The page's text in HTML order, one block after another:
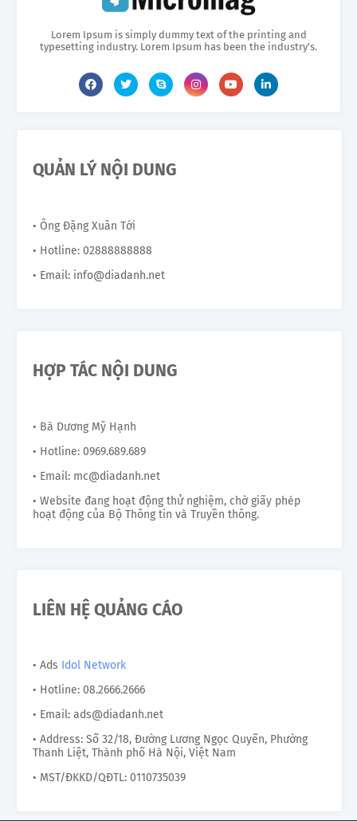
Lorem Ipsum is simply dummy text of the printing and
typesetting industry. Lorem Ipsum has been the industry's.
QUẢN LÝ NỘI DUNG
• Ông Đặng Xuân Tới
• Hotline: 02888888888
• Email: info@diadanh.net
HỢP TÁC NỘI DUNG
• Bà Dương Mỹ Hạnh
• Hotline: 0969.689.689
• Email: mc@diadanh.net
• Website đang hoạt động thử nghiệm, chờ giấy phép
hoạt động của Bộ Thông tin và Truyền thông.
LIÊN HỆ QUẢNG CÁO
• Ads Idol Network
• Hotline: 08.2666.2666
• Email: ads@diadanh.net
• Address: Số 32/18, Đường Lương Ngọc Quyến, Phường
Thanh Liệt, Thành phố Hà Nội, Việt Nam
• MST/ĐKKD/QĐTL: 0110735039